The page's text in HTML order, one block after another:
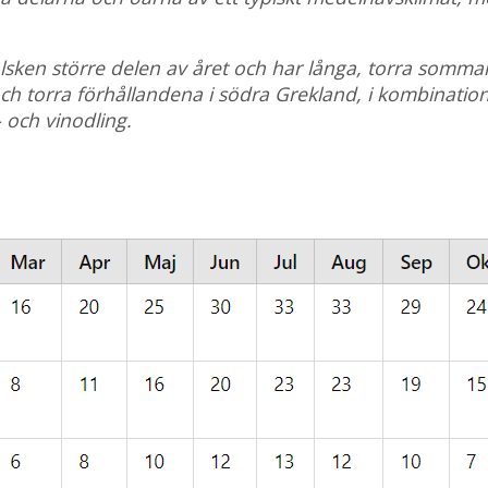
större delen av året och har långa, torra
torra förhållandena i södra Grekland, i
vinodling.